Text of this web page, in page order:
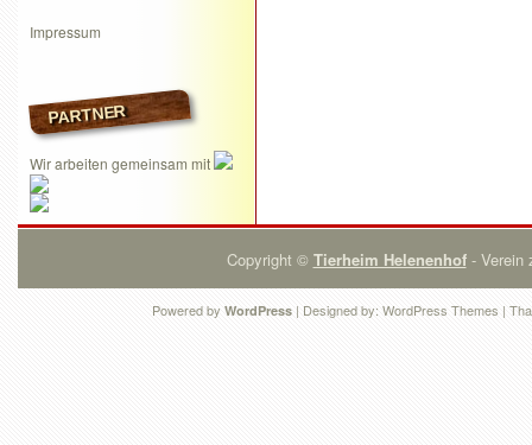
Impressum
PARTNER
Wir arbeiten gemeinsam mit
Copyright © Tierheim Helenenhof- Verein
Powered by WordPress | Designed by: WordPress Themes |